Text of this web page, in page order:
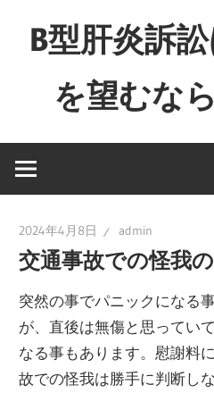
へ
キ
B型肝炎訴
を望むな
another
2024年4月8日 admin
交通事故での怪我
突然の事でパニックになる
が、直後は無傷と思ってい
なる事もあります。慰謝料
故での怪我は勝手に判断し